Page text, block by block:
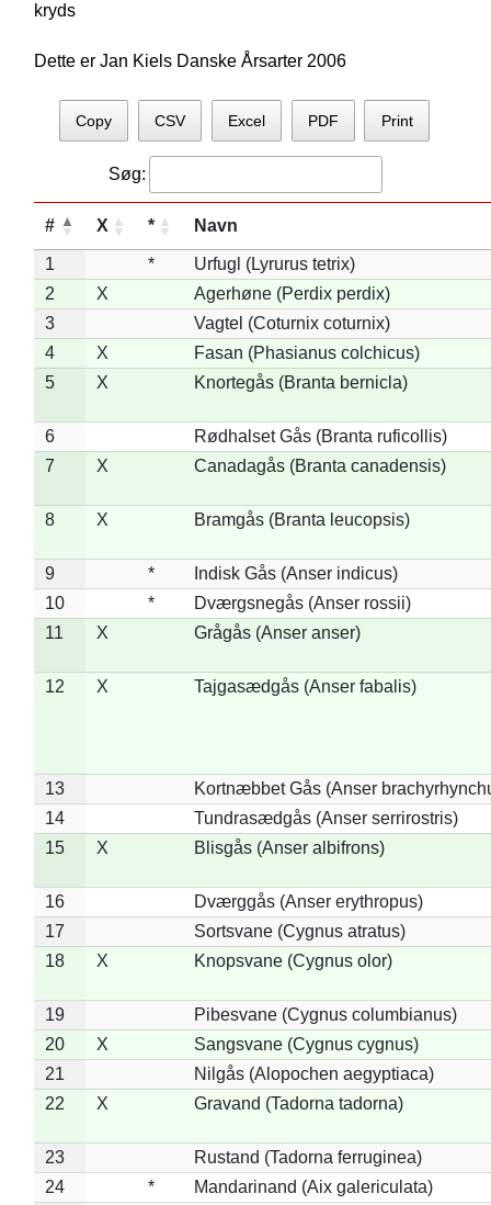
kryds
Dette er Jan Kiels Danske Årsarter 2006
Copy CSV Excel PDF Print
Søg:
# X * Navn
1 *
Urfugl (Lyrurus tetrix)
2
X
Agerhøne (Perdix perdix)
3
Vagtel (Coturnix coturnix)
4
X
Fasan (Phasianus colchicus)
5
X Knortegås (Branta bernicla)
6
Rødhalset Gås (Branta ruficollis)
7
X Canadagås (Branta canadensis)
8 X Bramgås (Branta leucopsis)
9 *
Indisk Gås (Anser indicus)
10
*
Dværgsnegås (Anser rossii)
11
X Grågås (Anser anser)
12 X Tajgasædgås (Anser fabalis)
13
Kortnæbbet Gås (Anser
14
Tundrasædgås (Anser serrirostris)
15
X Blisgås (Anser albifrons)
16
Dværggås (Anser erythropus)
17
Sortsvane (Cygnus atratus)
18
X Knopsvane (Cygnus olor)
19
Pibesvane (Cygnus columbianus)
20
X
Sangsvane (Cygnus cygnus)
21
Nilgås (Alopochen aegyptiaca)
22
X Gravand (Tadorna tadorna)
23
Rustand (Tadorna ferruginea)
24
*
Mandarinand (Aix galericulata)